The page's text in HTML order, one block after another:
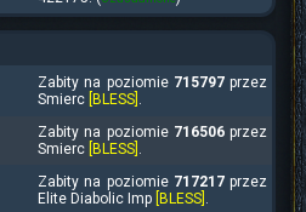
Zabity na poziomie 715797przez
Smierc [BLESS] .
Zabity na poziomie 716506przez
Smierc [BLESS] .
Zabity na poziomie 717217przez
Elite Diabolic Imp [BLESS] .